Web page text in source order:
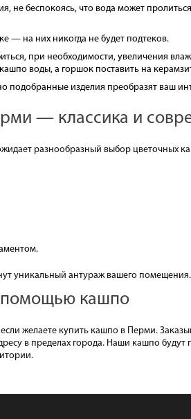
не беспокоясь, что вода может
— на них никогда не будет подтеков.
при необходимости, увеличения
воды, а горшок поставить на
подобранные изделия преобразят ваш
— классика и
разнообразный выбор цветочных
уникальный антураж вашего помещения.
помощью кашпо
желаете купить кашпо в Перми.
в пределах города. Наши кашпо будут